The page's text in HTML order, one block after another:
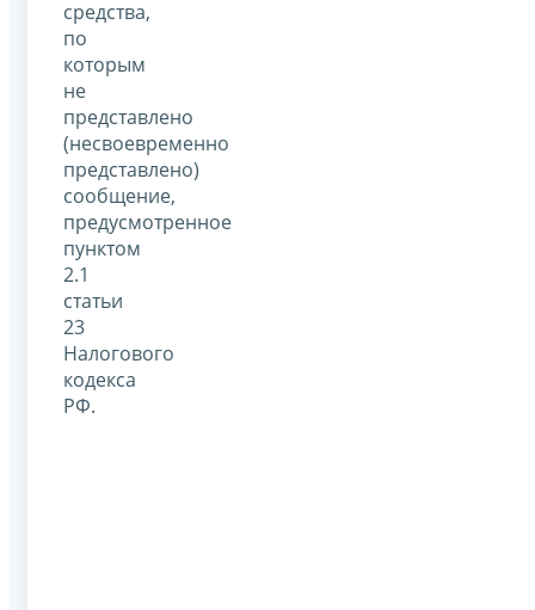
средства,
по
которым
не
представлено
(несвоевременно
представлено)
сообщение,
предусмотренное
пунктом
2.1
статьи
23
Налогового
кодекса
РФ.